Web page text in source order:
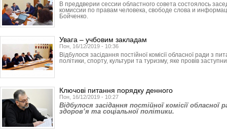
В преддверии сессии областного совета состоялось
комиссии по правам человека, свободе слова и
Бойченко.
Увага – учбовим закладам
Пон, 16/12/2019 - 10:36
Відбулося засідання постійної комісії обласної ради з
політики, спорту, культури та туризму, яке провів
Ключові питання порядку денного
Пон, 16/12/2019 - 10:27
Відбулося засідання постійної комісії
здоров’я та соціальної політики.